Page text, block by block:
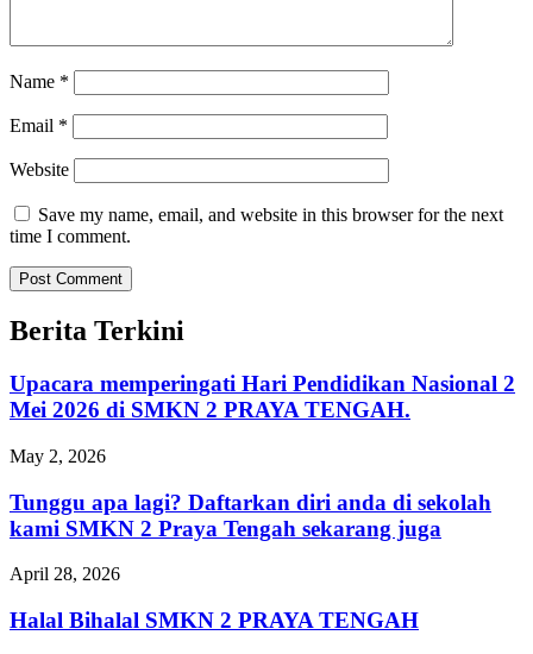
Name *
Email *
Website
Save my name, email, and website in this browser for the next
time I comment.
Berita Terkini
Upacara memperingati Hari Pendidikan Nasional 2
Mei 2026 di SMKN 2 PRAYA TENGAH.
May 2, 2026
Tunggu apa lagi? Daftarkan diri anda di sekolah
kami SMKN 2 Praya Tengah sekarang juga
April 28, 2026
Halal Bihalal SMKN 2 PRAYA TENGAH